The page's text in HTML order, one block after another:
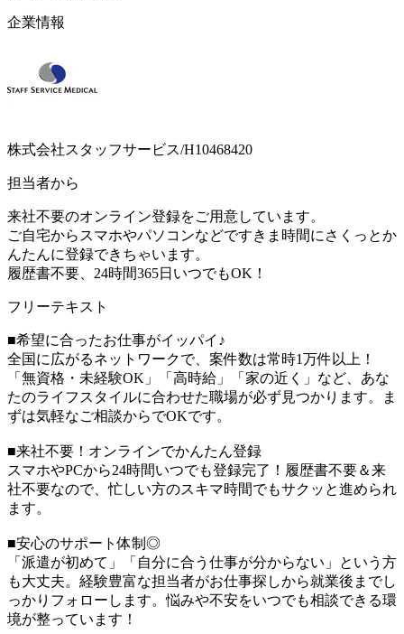
企業情報
株式会社スタッフサービス/H10468420
担当者から
来社不要のオンライン登録をご用意しています。
ご自宅からスマホやパソコンなどですきま時間にさくっとか
んたんに登録できちゃいます。
履歴書不要、24時間365日いつでもOK！
フリーテキスト
■希望に合ったお仕事がイッパイ♪
全国に広がるネットワークで、案件数は常時1万件以上！
「無資格・未経験OK」「高時給」「家の近く」など、あな
たのライフスタイルに合わせた職場が必ず見つかります。ま
ずは気軽なご相談からでOKです。
■来社不要！オンラインでかんたん登録
スマホやPCから24時間いつでも登録完了！履歴書不要＆来
社不要なので、忙しい方のスキマ時間でもサクッと進められ
ます。
■安心のサポート体制◎
「派遣が初めて」「自分に合う仕事が分からない」という方
も大丈夫。経験豊富な担当者がお仕事探しから就業後までし
っかりフォローします。悩みや不安をいつでも相談できる環
境が整っています！